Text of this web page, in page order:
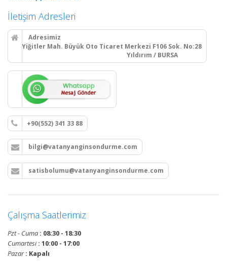
İletişim Adresleri
Adresimiz
Yiğitler Mah. Büyük Oto Ticaret Merkezi F106 Sok. No:28
Yıldırım / BURSA
+90(552) 341 33 88
bilgi@vatanyanginsondurme.com
satisbolumu@vatanyanginsondurme.com
Çalışma Saatlerimiz
Pzt - Cuma : 08:30 - 18:30
Cumartesi: 10:00 - 17:00
Pazar: Kapalı